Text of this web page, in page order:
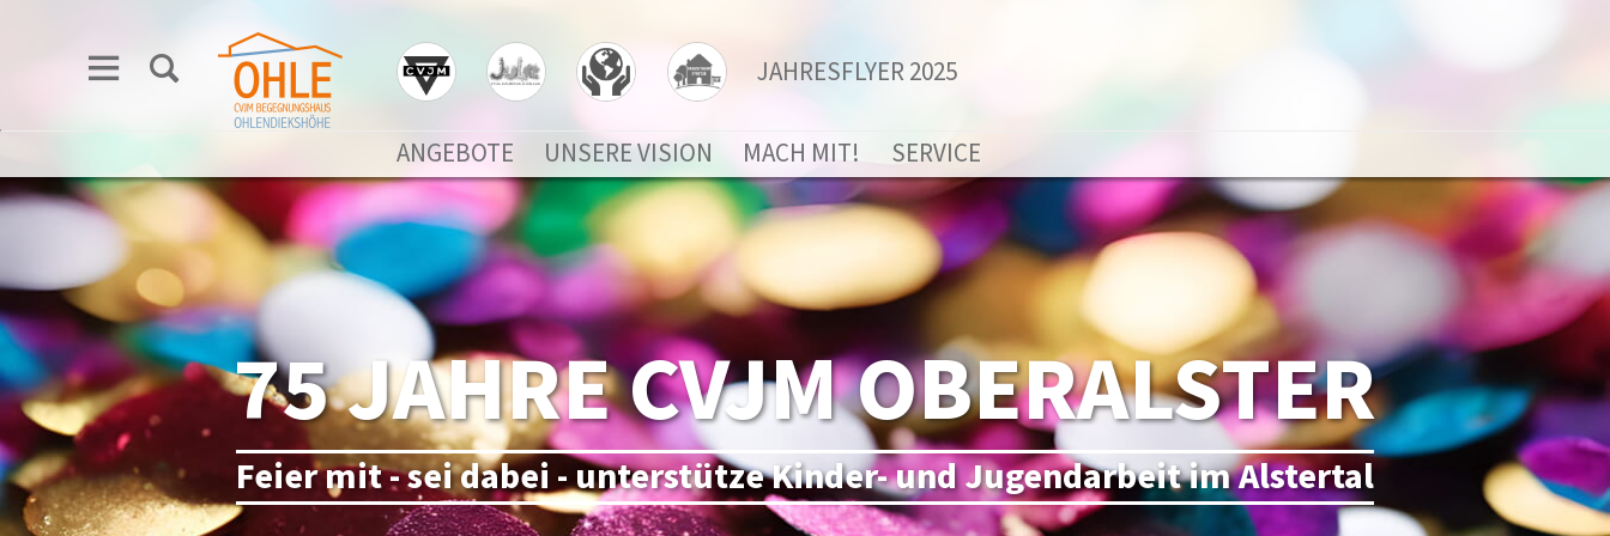
JAHRESFLYER 2025
ANGEBOTE UNSERE VISION MACH MIT! SERVICE
75 JAHRE CVJM OBERALSTER
Feier mit - sei dabei - unterstütze Kinder- und Jugendarbeit im Alstertal